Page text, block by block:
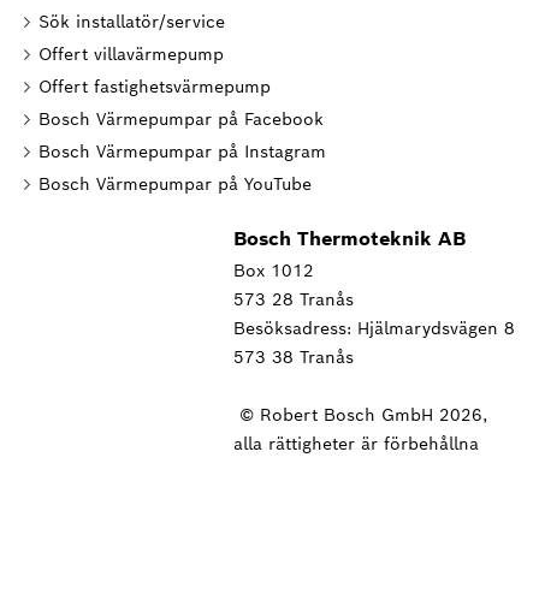
Sök installatör/service
Offert villavärmepump
Offert fastighetsvärmepump
Bosch Värmepumpar på Facebook
Bosch Värmepumpar på Instagram
Bosch Värmepumpar på YouTube
Bosch Thermoteknik AB
Box 1012
573 28 Tranås
Besöksadress: Hjälmarydsvägen 8
573 38 Tranås
© Robert Bosch GmbH 2026,
alla rättigheter är förbehållna